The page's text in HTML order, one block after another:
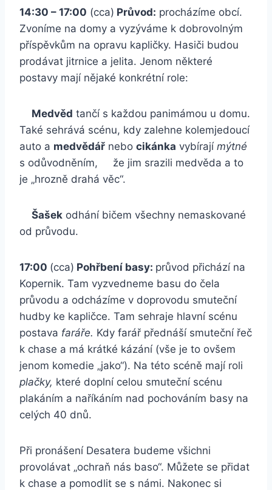
14:30 – 17:00 (cca) Průvod: procházíme obcí.
Zvoníme na domy a vyzýváme k dobrovolným
příspěvkům na opravu kapličky. Hasiči budou
prodávat jitrnice a jelita. Jenom některé
postavy mají nějaké konkrétní role:
Medvěd tančí s každou panimámou u domu.
Také sehrává scénu, kdy zalehne kolemjedoucí
auto a medvědář nebo cikánka vybírají mýtné
s odůvodněním, že jim srazili medvěda a to
je „hrozně drahá věc“.
Šašek odhání bičem všechny nemaskované
od průvodu.
17:00 (cca) Pohřbení basy: průvod přichází na
Kopernik. Tam vyzvedneme basu do čela
průvodu a odcházíme v doprovodu smuteční
hudby ke kapličce. Tam sehraje hlavní scénu
postava faráře. Kdy farář přednáší smuteční řeč
k chase a má krátké kázání (vše je to ovšem
jenom komedie „jako“). Na této scéně mají roli
plačky, které doplní celou smuteční scénu
plakáním a naříkáním nad pochováním basy na
celých 40 dnů.
Při pronášení Desatera budeme všichni
provolávat „ochraň nás baso“. Můžete se přidat
k chase a pomodlit se s námi. Nakonec si